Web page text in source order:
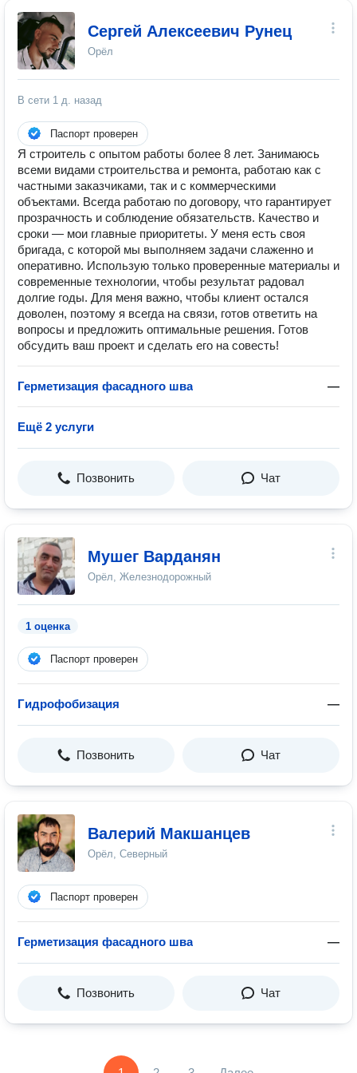
Сергей Алексеевич Рунец
Орёл
В сети 1 д. назад
Паспорт проверен
Я строитель с опытом работы более 8 лет. Занимаюсь
всеми видами строительства и ремонта, работаю как с
частными заказчиками, так и с коммерческими
объектами. Всегда работаю по договору, что гарантирует
прозрачность и соблюдение обязательств. Качество и
сроки — мои главные приоритеты. У меня есть своя
бригада, с которой мы выполняем задачи слаженно и
оперативно. Использую только проверенные материалы и
современные технологии, чтобы результат радовал
долгие годы. Для меня важно, чтобы клиент остался
доволен, поэтому я всегда на связи, готов ответить на
вопросы и предложить оптимальные решения. Готов
обсудить ваш проект и сделать его на совесть!
Герметизация фасадного шва —
Ещё 2 услуги
Позвонить Чат
Мушег Варданян
Орёл, Железнодорожный
1 оценка
Паспорт проверен
Гидрофобизация —
Позвонить Чат
Валерий Макшанцев
Орёл, Северный
Паспорт проверен
Герметизация фасадного шва —
Позвонить Чат